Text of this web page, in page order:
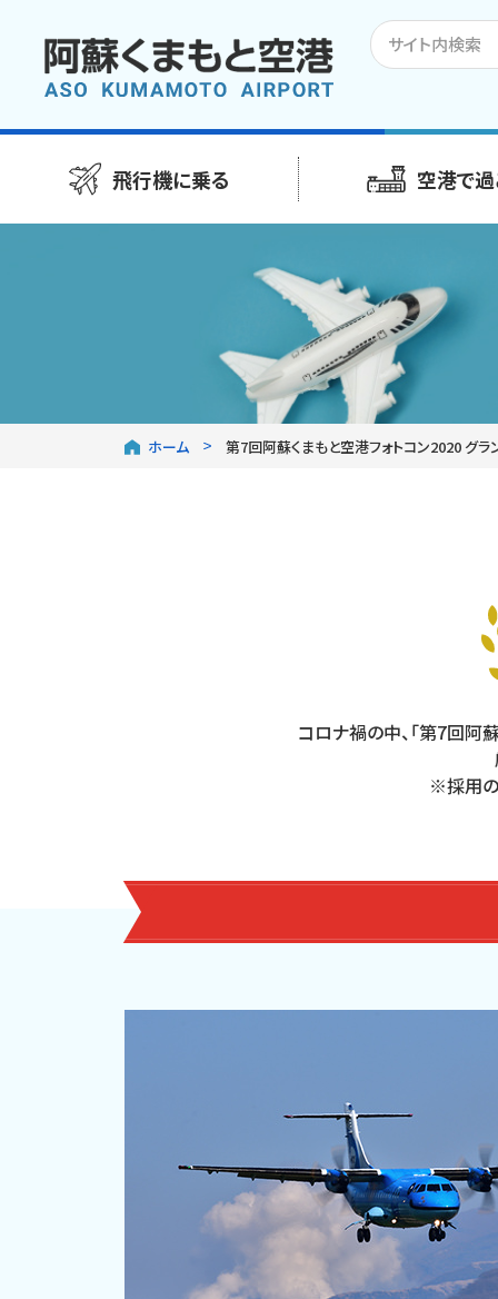
飛行機に乗る 空港で
ホーム 第7回阿蘇くまもと空港フォトコン2020 グラ
コロナ禍の中、「第7回阿
※採用の